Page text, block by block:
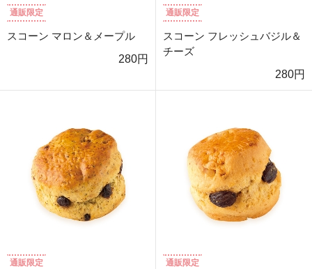
通販限定
スコーン マロン＆メープル
280円
通販限定
スコーン フレッシュバジル＆
チーズ
280円
通販限定 通販限定